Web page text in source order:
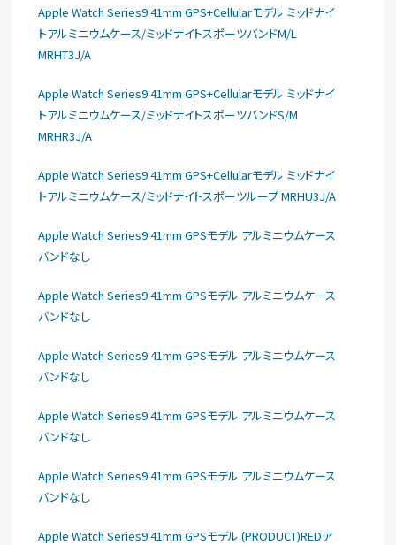
Apple Watch Series9 41mm GPS+Cellularモデル ミッドナイ
トアルミニウムケース/ミッドナイトスポーツバンドM/L
MRHT3J/A
Apple Watch Series9 41mm GPS+Cellularモデル ミッドナイ
トアルミニウムケース/ミッドナイトスポーツバンドS/M
MRHR3J/A
Apple Watch Series9 41mm GPS+Cellularモデル ミッドナイ
トアルミニウムケース/ミッドナイトスポーツループ MRHU3J/A
Apple Watch Series9 41mm GPSモデル アルミニウムケース
バンドなし
Apple Watch Series9 41mm GPSモデル アルミニウムケース
バンドなし
Apple Watch Series9 41mm GPSモデル アルミニウムケース
バンドなし
Apple Watch Series9 41mm GPSモデル アルミニウムケース
バンドなし
Apple Watch Series9 41mm GPSモデル アルミニウムケース
バンドなし
Apple Watch Series9 41mm GPSモデル (PRODUCT)REDア